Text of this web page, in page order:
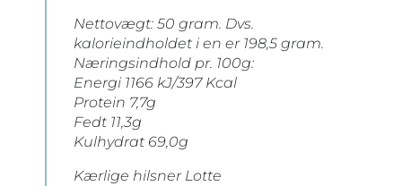
Nettovægt: 50 gram. Dvs.
kalorieindholdet i en er 198,5 gram.
Næringsindhold pr. 100g:
Energi 1166 kJ/397 Kcal
Protein 7,7g
Fedt 11,3g
Kulhydrat 69,0g
Kærlige hilsner Lotte